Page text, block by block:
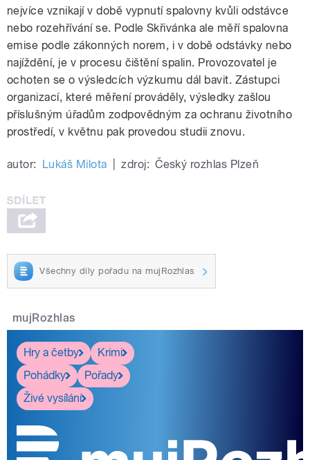
nejvíce vznikají v době vypnutí spalovny kvůli odstávce
nebo rozehřívání se. Podle Skřivánka ale měří spalovna
emise podle zákonných norem, i v době odstávky nebo
najíždění, je v procesu čištění spalin. Provozovatel je
ochoten se o výsledcích výzkumu dál bavit. Zástupci
organizací, které měření prováděly, výsledky zašlou
příslušným úřadům zodpovědným za ochranu životního
prostředí, v květnu pak provedou studii znovu.
autor: Lukáš Milota zdroj: Český rozhlas Plzeň
Všechny díly pořadu na mujRozhlas
mujRozhlas
Hry a četby
Krimi
Pohádky
Pořady
Živé vysílání